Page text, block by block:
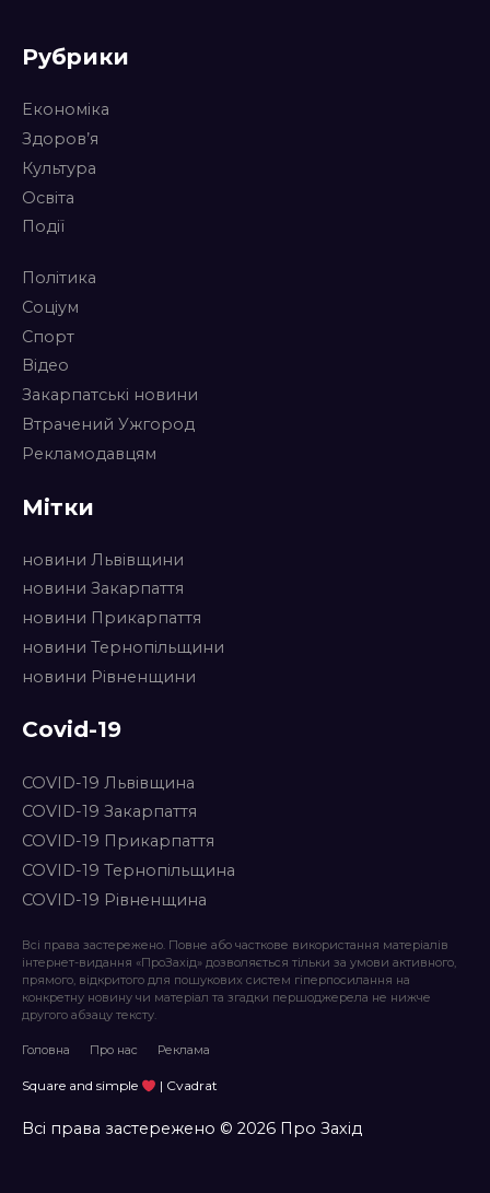
Рубрики
Економіка
Здоров’я
Культура
Освіта
Події
Політика
Соціум
Спорт
Відео
Закарпатські новини
Втрачений Ужгород
Рекламодавцям
Мітки
новини Львівщини
новини Закарпаття
новини Прикарпаття
новини Тернопільщини
новини Рівненщини
Covid-19
COVID-19 Львівщина
COVID-19 Закарпаття
COVID-19 Прикарпаття
COVID-19 Тернопільщина
COVID-19 Рівненщина
Всі права застережено. Повне або часткове використання матеріалів
інтернет-видання «ПроЗахід» дозволяється тільки за умови активного,
прямого, відкритого для пошукових систем гіперпосилання на
конкретну новину чи матеріал та згадки першоджерела не нижче
другого абзацу тексту.
Головна Про нас Реклама
Square and simple | Cvadrat
Всі права застережено © 2026 Про Захід